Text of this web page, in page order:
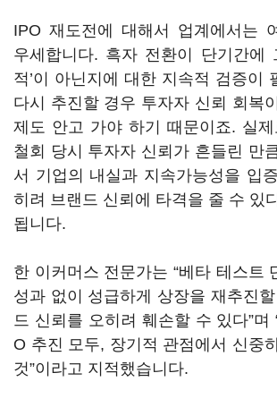
IPO 재도전에 대해서 업계에서는
우세합니다. 흑자 전환이 단기간에
적’이 아닌지에 대한 지속적 검증이
다시 추진할 경우 투자자 신뢰 회복
제도 안고 가야 하기 때문이죠. 실
철회 당시 투자자 신뢰가 흔들린 만
서 기업의 내실과 지속가능성을 입
히려 브랜드 신뢰에 타격을 줄 수 있
됩니다.
한 이커머스 전문가는 “베타 테스트
성과 없이 성급하게 상장을 재추진
드 신뢰를 오히려 훼손할 수 있다”며
O 추진 모두, 장기적 관점에서 신중
것”이라고 지적했습니다.